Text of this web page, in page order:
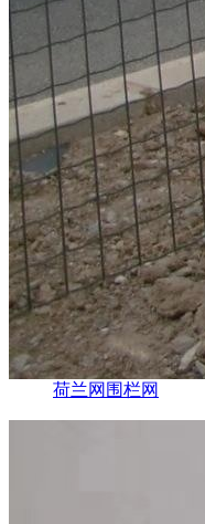
荷兰网围栏网